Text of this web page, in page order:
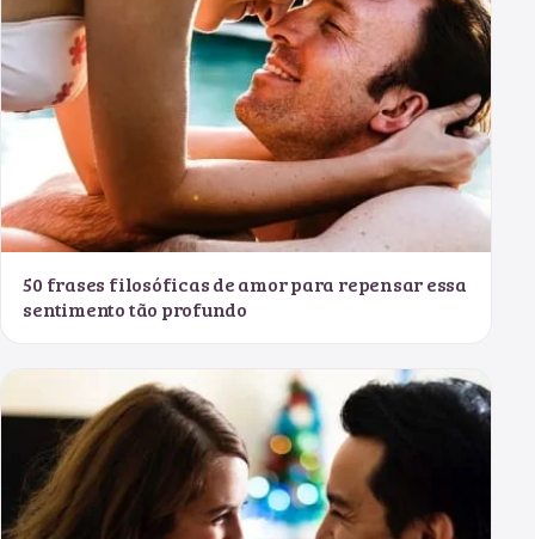
50 frases filosóficas de amor para repensar essa
sentimento tão profundo